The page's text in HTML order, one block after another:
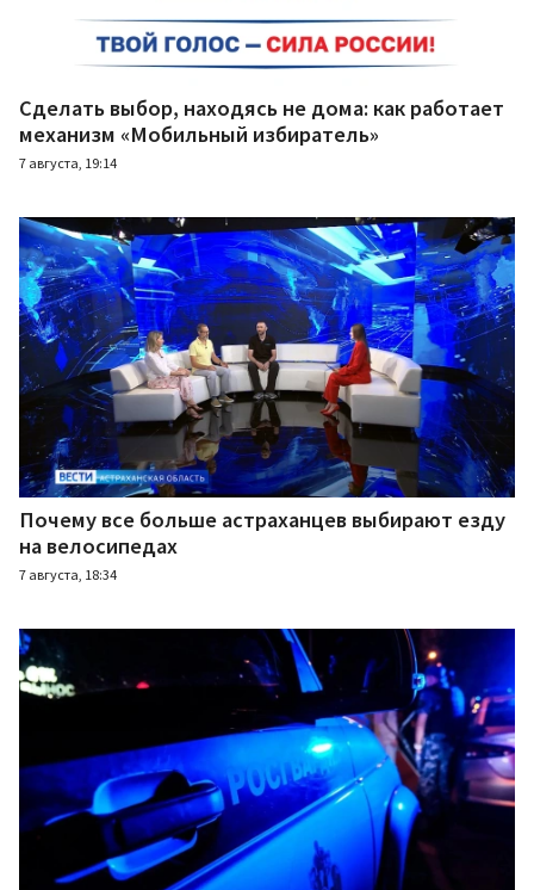
Сделать выбор, находясь не дома: как работает
механизм «Мобильный избиратель»
7 августа, 19:14
Почему все больше астраханцев выбирают езду
на велосипедах
7 августа, 18:34